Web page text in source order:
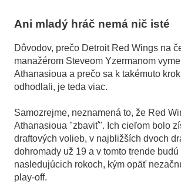
Ani mladý hráč nemá nič isté
Dôvodov, prečo Detroit Red Wings na
manažérom Steveom Yzermanom
Athanasioua a prečo sa k takémuto
odhodlali, je teda viac.
Samozrejme, neznamená to, že Red
Athanasioua "zbaviť". Ich cieľom bolo
draftových volieb, v najbližších dvoch
dohromady už 19 a v tomto trende
nasledujúcich rokoch, kým opäť
play-off.